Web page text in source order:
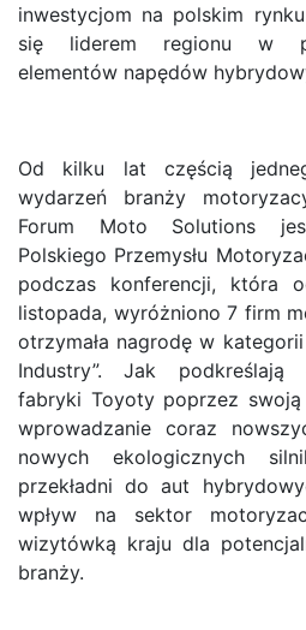
inwestycjom na polskim
się liderem regionu w
elementów napędów
Od kilku lat częścią
wydarzeń branży
Forum Moto Solutions
Polskiego Przemysłu
podczas konferencji, która
listopada, wyróżniono 7 firm
otrzymała nagrodę w
Industry”. Jak podkreślają
fabryki Toyoty poprzez
wprowadzanie coraz
nowych ekologicznych
przekładni do aut
wpływ na sektor
wizytówką kraju dla
branży.